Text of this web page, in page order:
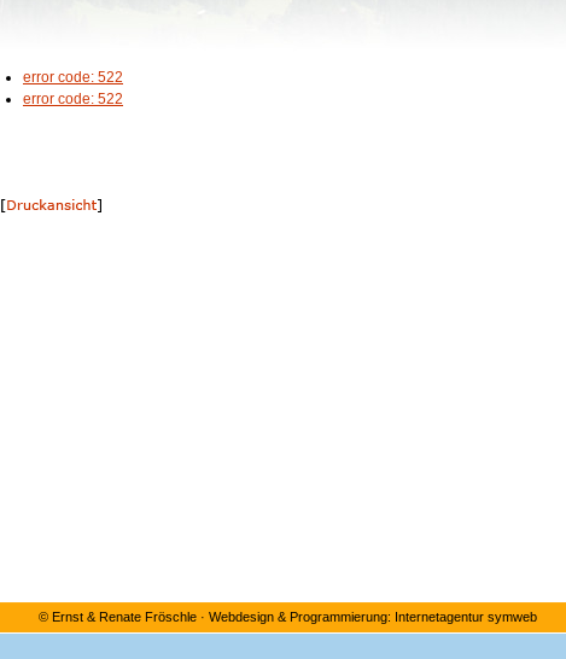
error code: 522
error code: 522
© Ernst & Renate Fröschle· Webdesign & Programmierung: Internetagentur symweb